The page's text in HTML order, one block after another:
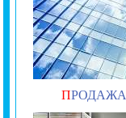
ПРОДАЖА